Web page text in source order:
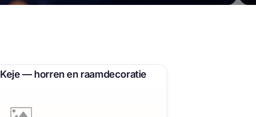
Keje — horren en raamdecoratie